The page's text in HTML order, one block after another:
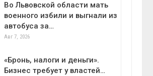
Во Львовской области мать
военного избили и выгнали из
автобуса за…
Авг 7, 2026
«Бронь, налоги и деньги».
Бизнес требует у властей…